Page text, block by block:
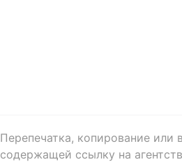
Перепечатка, копирование
содержащей ссылку на